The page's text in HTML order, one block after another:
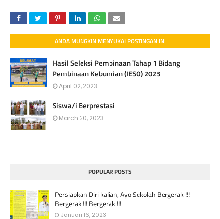
ANDA MUNGKIN MENYUKAI POSTINGAN INI
Hasil Seleksi Pembinaan Tahap 1 Bidang
Pembinaan Kebumian (IESO) 2023
April 02, 2023
Siswa/i Berprestasi
March 20, 2023
POPULAR POSTS
Persiapkan Diri kalian, Ayo Sekolah Bergerak !!!
Bergerak !!! Bergerak !!!
Januari 16, 2023